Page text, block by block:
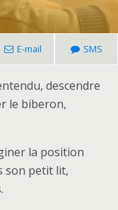
E-mail SMS
descendre
le biberon,
la position
son petit lit,